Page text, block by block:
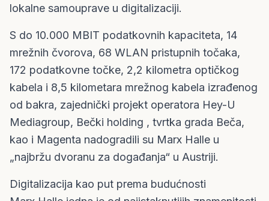
lokalne samouprave u digitalizaciji.
S do 10.000 MBIT podatkovnih kapaciteta, 14
mrežnih čvorova, 68 WLAN pristupnih točaka,
172 podatkovne točke, 2,2 kilometra optičkog
kabela i 8,5 kilometara mrežnog kabela izrađenog
od bakra, zajednički projekt operatora Hey-U
Mediagroup, Bečki holding , tvrtka grada Beča,
kao i Magenta nadogradili su Marx Halle u
„najbržu dvoranu za događanja“ u Austriji.
Digitalizacija kao put prema budućnosti